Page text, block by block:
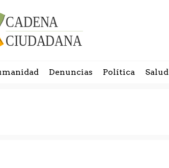
Denuncias Política Salud